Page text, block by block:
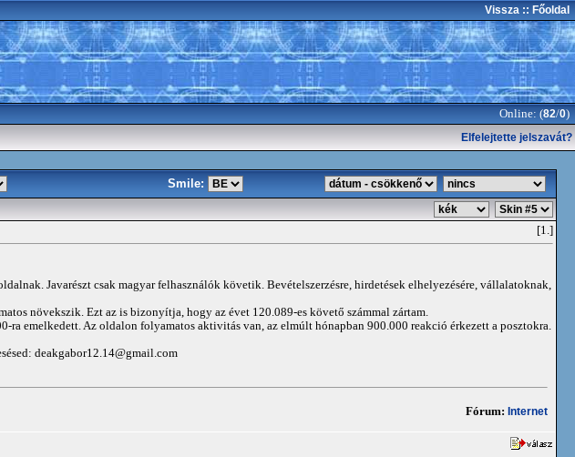
Vissza :: Főoldal
Online: (82/0)
Elfelejtette jelszavát?
Smile:
[1.]
Javarészt csak magyar felhasználók követik. Bevételszerzésre, hirdetések elhelyezésére, vállalatoknak,
növekszik. Ezt az is bizonyítja, hogy az évet 120.089-es követő számmal zártam.
emelkedett. Az oldalon folyamatos aktivitás van, az elmúlt hónapban 900.000 reakció érkezett a posztokra.
deakgabor12.14@gmail.com
Fórum: Internet